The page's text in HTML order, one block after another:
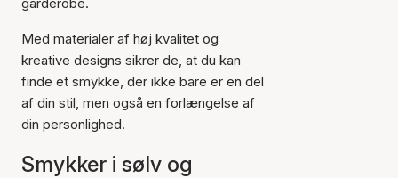
Med materialer af høj kvalitet og
kreative designs sikrer de, at du kan
finde et smykke, der ikke bare er en del
af din stil, men også en forlængelse af
din personlighed.
Smykker i sølv og